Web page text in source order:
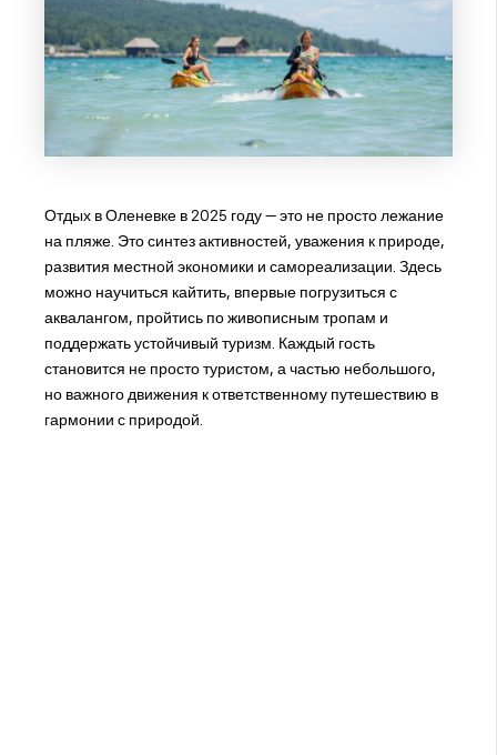
Отдых в Оленевке в 2025 году — это не просто лежание
на пляже. Это синтез активностей, уважения к природе,
развития местной экономики и самореализации. Здесь
можно научиться кайтить, впервые погрузиться с
аквалангом, пройтись по живописным тропам и
поддержать устойчивый туризм. Каждый гость
становится не просто туристом, а частью небольшого,
но важного движения к ответственному путешествию в
гармонии с природой.